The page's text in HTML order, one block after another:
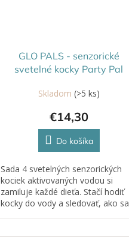
GLO PALS - senzorické
svetelné kocky Party Pal
Skladom (>5 ks)
€14,30
Do košíka
Sada 4 svetelných senzorických
kociek aktivovaných vodou si
zamiluje každé dieťa. Stačí hodiť
kocky do vody a sledovať, ako sa